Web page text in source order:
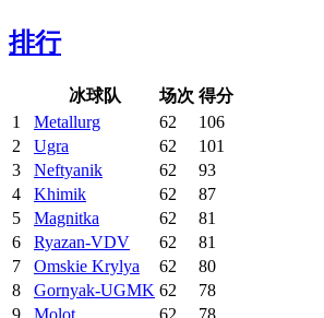
排行
冰球队 场次 得分
1
Metallurg 62
106
2
Ugra 62
101
3
Neftyanik 62
93
4
Khimik 62
87
5
Magnitka 62
81
6
Ryazan-VDV 62
81
7
Omskie Krylya 62
80
8
Gornyak-UGMK 62
78
9
Molot 62
78